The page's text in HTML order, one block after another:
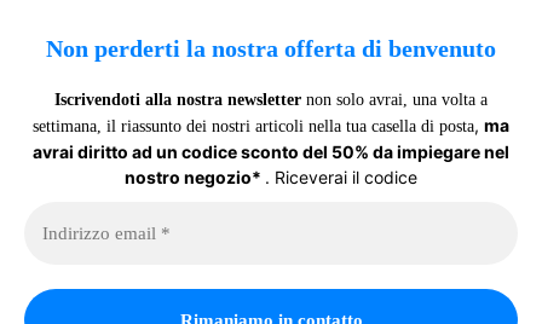
Non perderti la nostra offerta di benvenuto
Iscrivendoti alla nostra newsletter non solo avrai, una volta a
settimana, il riassunto dei nostri articoli nella tua casella di posta, ma
avrai diritto ad un codice sconto del 50% da impiegare nel
nostro negozio* . Riceverai il codice